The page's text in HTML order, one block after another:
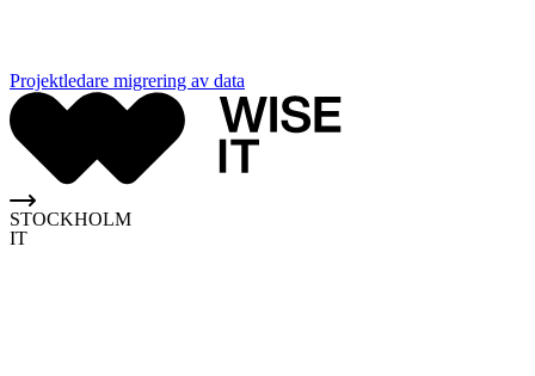
Projektledare migrering av data
STOCKHOLM
IT